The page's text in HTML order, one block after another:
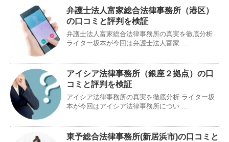
弁護士法人富家総合法律事務所（港区）
の口コミと評判を検証
弁護士法人富家総合法律事務所の真実を徹底分析
ライター坂本が今回は弁護士法人富家 ...
アイシア法律事務所（銀座２拠点）の口
コミと評判を検証
アイシア法律事務所の真実を徹底分析 ライター坂
本が今回はアイシア法律事務所につい ...
東予総合法律事務所(新居浜市)の口コミと